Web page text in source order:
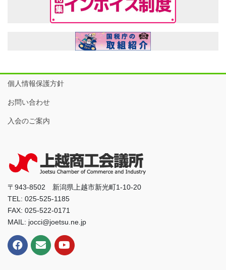
個人情報保護方針
お問い合わせ
入会のご案内
〒943-8502 新潟県上越市新光町1-10-20
TEL: 025-525-1185
FAX: 025-522-0171
MAIL: jocci@joetsu.ne.jp